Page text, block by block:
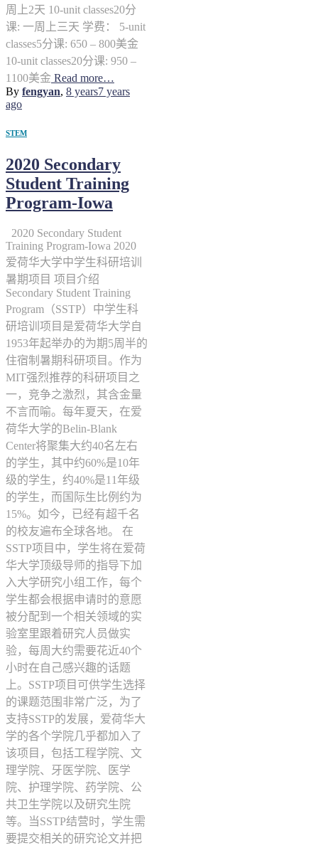
周上2天 10-unit classes20分
课: 一周上三天 学费： 5-unit
classes5分课: 650 – 800美金
10-unit classes20分课: 950 –
1100美金 Read more…
By fengyan, 8 years7 years
ago
STEM
2020 Secondary
Student Training
Program-Iowa
2020 Secondary Student
Training Program-Iowa 2020
爱荷华大学中学生科研培训
暑期项目 项目介绍
Secondary Student Training
Program（SSTP）中学生科
研培训项目是爱荷华大学自
1953年起举办的为期5周半的
住宿制暑期科研项目。作为
MIT强烈推荐的科研项目之
一，竞争之激烈，其含金量
不言而喻。每年夏天，在爱
荷华大学的Belin-Blank
Center将聚集大约40名左右
的学生，其中约60%是10年
级的学生，约40%是11年级
的学生，而国际生比例约为
15%。如今，已经有超千名
的校友遍布全球各地。 在
SSTP项目中，学生将在爱荷
华大学顶级导师的指导下加
入大学研究小组工作，每个
学生都会根据申请时的意愿
被分配到一个相关领域的实
验室里跟着研究人员做实
验，每周大约需要花近40个
小时在自己感兴趣的话题
上。SSTP项目可供学生选择
的课题范围非常广泛，为了
支持SSTP的发展，爱荷华大
学的各个学院几乎都加入了
该项目，包括工程学院、文
理学院、牙医学院、医学
院、护理学院、药学院、公
共卫生学院以及研究生院
等。当SSTP结营时，学生需
要提交相关的研究论文并把